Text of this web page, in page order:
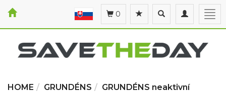
Toggle
navigation
Toggle
search
0
HOME GRUNDÉNS
GRUNDÉNS neaktivní